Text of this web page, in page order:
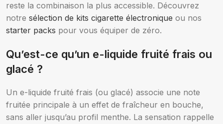
reste la combinaison la plus accessible. Découvrez
notre sélection de kits cigarette électronique ou nos
starter packs pour vous équiper de zéro.
Qu’est-ce qu’un e-liquide fruité frais ou
glacé ?
Un e-liquide fruité frais (ou glacé) associe une note
fruitée principale à un effet de fraîcheur en bouche,
sans aller jusqu’au profil menthe. La sensation rappelle